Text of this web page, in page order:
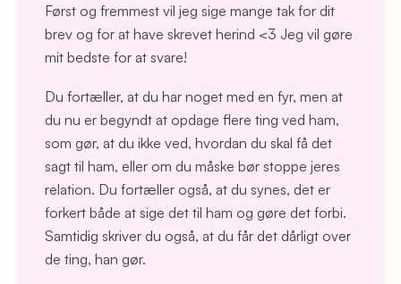
Først og fremmest vil jeg sige mange tak for dit
brev og for at have skrevet herind <3 Jeg vil gøre
mit bedste for at svare!
Du fortæller, at du har noget med en fyr, men at
du nu er begyndt at opdage flere ting ved ham,
som gør, at du ikke ved, hvordan du skal få det
sagt til ham, eller om du måske bør stoppe jeres
relation. Du fortæller også, at du synes, det er
forkert både at sige det til ham og gøre det forbi.
Samtidig skriver du også, at du får det dårligt over
de ting, han gør.